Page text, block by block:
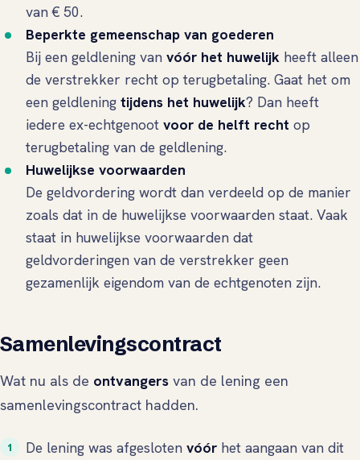
van € 50.
Beperkte gemeenschap van goederen
Bij een geldlening van vóór het huwelijk heeft alleen
de verstrekker recht op terugbetaling. Gaat het om
een geldlening tijdens het huwelijk? Dan heeft
iedere ex-echtgenoot voor de helft recht op
terugbetaling van de geldlening.
Huwelijkse voorwaarden
De geldvordering wordt dan verdeeld op de manier
zoals dat in de huwelijkse voorwaarden staat. Vaak
staat in huwelijkse voorwaarden dat
geldvorderingen van de verstrekker geen
gezamenlijk eigendom van de echtgenoten zijn.
Samenlevingscontract
Wat nu als de ontvangers van de lening een
samenlevingscontract hadden.
De lening was afgesloten vóór het aangaan van dit